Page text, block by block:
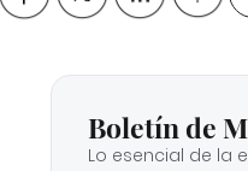
Boletín de
Lo esencial de la